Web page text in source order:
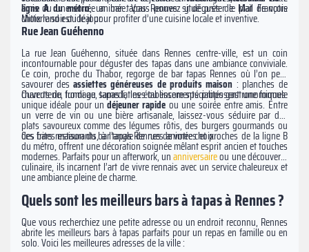
amis ou une soirée animée. Vous pouvez y déguster le plat de votre
choix le soir ou le jour.
ligne A du métro, un bar tapas Rennes situé près de Mail François
Mitterrand est idéal pour profiter d’une cuisine locale et inventive.
Rue Jean Guéhenno
La rue Jean Guéhenno, située dans Rennes centre-ville, est un coin
incontournable pour déguster des tapas dans une ambiance conviviale.
Ce coin, proche du Thabor, regorge de bar tapas Rennes où l’on peut
savourer des assiettes généreuses de produits maison : planches de
charcuterie, fromage, tapas latines ou encore spécialités gastronomiques.
Ouverts du lundi au samedi, les établissements proposent une formule
unique idéale pour un déjeuner rapide ou une soirée entre amis. Entre
un verre de vin ou une bière artisanale, laissez-vous séduire par des
plats savoureux comme des légumes rôtis, des burgers gourmands ou
des frites maison du bar tapas Rennes de votre choix.
Ces bars restaurants, à l’angle de rues animées et proches de la ligne B
du métro, offrent une décoration soignée mêlant esprit ancien et touches
modernes. Parfaits pour un afterwork, unanniversaireou une découverte
culinaire, ils incarnent l’art de vivre rennais avec un service chaleureux et
une ambiance pleine de charme.
Quels sont les meilleurs bars à tapas à Rennes ?
Que vous recherchiez une petite adresse ou un endroit reconnu, Rennes
abrite les meilleurs bars à tapas parfaits pour un repas en famille ou en
solo. Voici les meilleures adresses de la ville :